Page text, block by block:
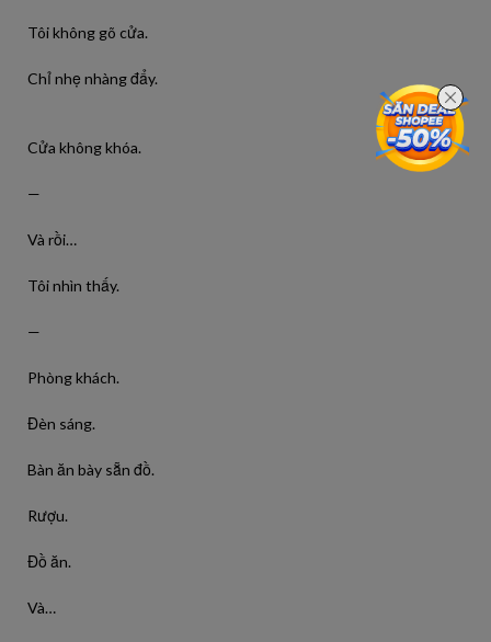
Tôi không gõ cửa.
Chỉ nhẹ nhàng đẩy.
Cửa không khóa.
—
Và rồi…
Tôi nhìn thấy.
—
Phòng khách.
Đèn sáng.
Bàn ăn bày sẵn đồ.
Rượu.
Đồ ăn.
Và…